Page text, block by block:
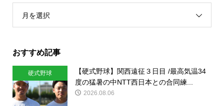
月を選択
おすすめ記事
硬式野球
【硬式野球】関西遠征３日目 /最高気温34
度の猛暑の中NTT西日本との合同練...
2026.08.06